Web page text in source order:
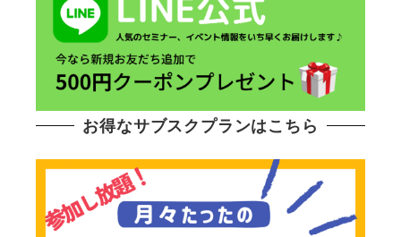
お得なサブスクプランはこちら